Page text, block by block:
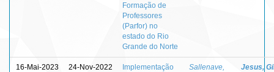
Formação de
Professores
(Parfor) no
estado do Rio
Grande do Norte
16-Mai-2023 24-Nov-2022
Implementação
Sallenave,
Jesus,